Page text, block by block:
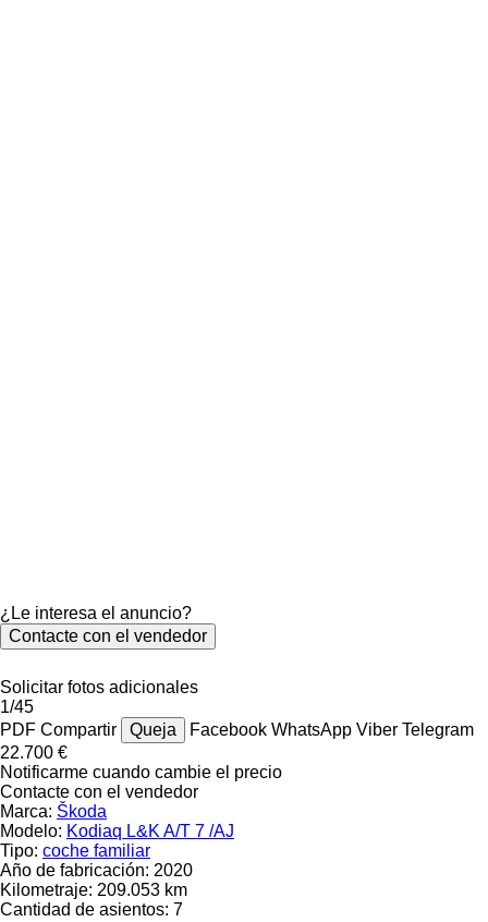
¿Le interesa el anuncio?
Contacte con el vendedor
Solicitar fotos adicionales
1/45
PDF Compartir Queja Facebook WhatsApp Viber Telegram
22.700 €
Notificarme cuando cambie el precio
Contacte con el vendedor
Marca: Škoda
Modelo: Kodiaq L&K A/T 7 /AJ
Tipo: coche familiar
Año de fabricación: 2020
Kilometraje: 209.053 km
Cantidad de asientos: 7